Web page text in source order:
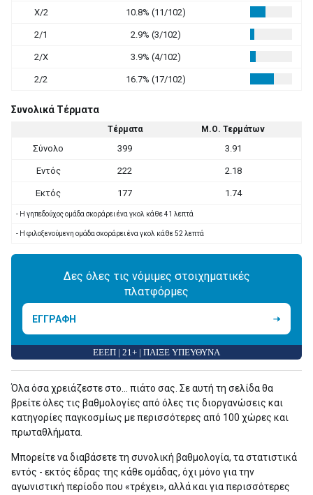
X/2 10.8% (11/102)
2/1 2.9% (3/102)
2/X 3.9% (4/102)
2/2 16.7% (17/102)
Συνολικά Τέρματα
Τέρματα Μ.Ο. Τερμάτων
Σύνολο 399 3.91
Εντός 222 2.18
Εκτός 177 1.74
- Η γηπεδούχος ομάδα σκοράρει ένα γκολ κάθε 41 λεπτά
- Η φιλοξενούμενη ομάδα σκοράρει ένα γκολ κάθε 52 λεπτά
Δες όλες τις νόμιμες στοιχηματικές
πλατφόρμες
ΕΓΓΡΑΦΗ
ΕΕΕΠ | 21+ | ΠΑΙΞΕ ΥΠΕΥΘΥΝΑ
Όλα όσα χρειάζεστε στο... πιάτο σας. Σε αυτή τη σελίδα θα
βρείτε όλες τις βαθμολογίες από όλες τις διοργανώσεις και
κατηγορίες παγκοσμίως με περισσότερες από 100 χώρες και
πρωταθλήματα.
Μπορείτε να διαβάσετε τη συνολική βαθμολογία, τα στατιστικά
εντός - εκτός έδρας της κάθε ομάδας, όχι μόνο για την
αγωνιστική περίοδο που «τρέχει», αλλά και για περισσότερες